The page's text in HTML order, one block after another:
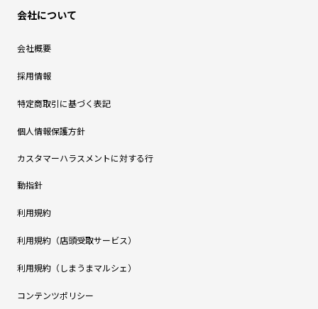
会社について
会社概要
採用情報
特定商取引に基づく表記
個人情報保護方針
カスタマーハラスメントに対する行
動指針
利用規約
利用規約（店頭受取サービス）
利用規約（しまうまマルシェ）
コンテンツポリシー